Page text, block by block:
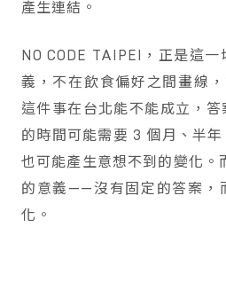
產生連結。
NO CODE TAIPEI，正是這
義，不在飲食偏好之間畫線
這件事在台北能不能成立，
的時間可能需要 3 個月、半
也可能產生意想不到的變化。
的意義——沒有固定的答案，
化。